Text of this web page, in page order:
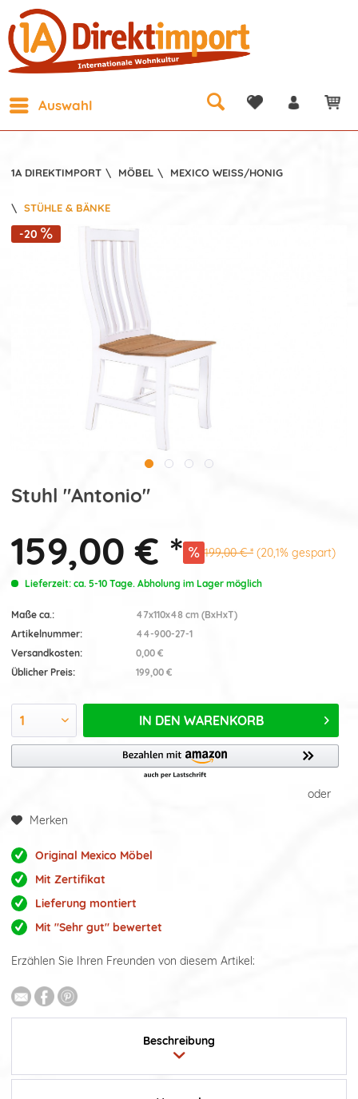
Auswahl
1A DIREKTIMPORT \ MÖBEL \ MEXICO WEISS/HONIG
\ STÜHLE & BÄNKE
-20
Stuhl "Antonio"
159,00 € * 199,00 € * (20,1% gespart)
Lieferzeit: ca. 5-10 Tage. Abholung im Lager möglich
Maße ca.:
47x110x48 cm (BxHxT)
Artikelnummer:
44-900-27-1
Versandkosten:
0,00 €
Üblicher Preis:
199,00 €
IN DEN WARENKORB
oder
Merken
Original Mexico Möbel
Mit Zertifikat
Lieferung montiert
Mit "Sehr gut" bewertet
Erzählen Sie Ihren Freunden von diesem Artikel:
Beschreibung